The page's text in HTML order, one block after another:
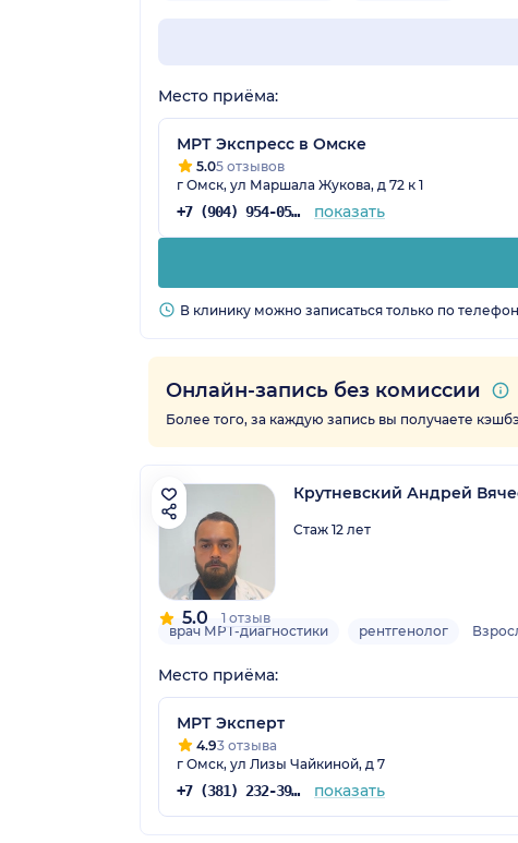
Место приёма:
МРТ Экспресс в Омске
5.05 отзывов
г Омск, ул Маршала Жукова, д 72 к 1
+7 (904) 954-05-62 показать
В клинику можно записаться только по
Онлайн-запись без комиссии
Более того, за каждую запись вы получаете
5.0 1 отзыв
Крутневский Андрей
Стаж 12 лет
врач МРТ-диагностики рентгенолог
Место приёма:
МРТ Эксперт
4.93 отзыва
г Омск, ул Лизы Чайкиной, д 7
+7 (381) 232-39-20 показать